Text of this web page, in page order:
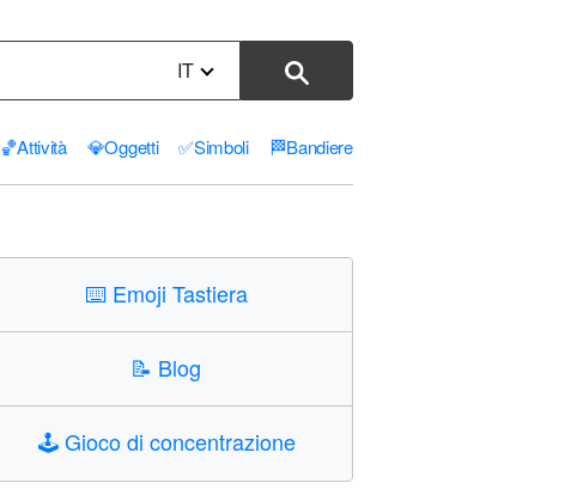
IT
🏀Attività 💎Oggetti ✅Simboli 🏁Bandiere
⌨️ Emoji Tastiera
📝 Blog
🕹️Gioco di concentrazione